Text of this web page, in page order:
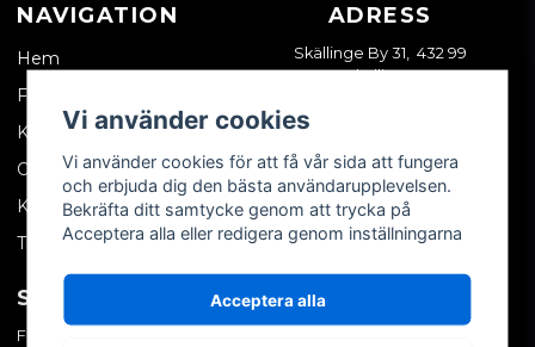
NAVIGATION
Hem
Företagskund
Kontakta oss
Om oss
Köpvillkor
Tips & trix
ADRESS
Skällinge By 31, 432 99
Skällinge
SOCIALA MEDIER
Facebook
MITT KONTO
Vi använder cookies
Vi använder cookies för att få vår sida att fungera
och erbjuda dig den bästa användarupplevelsen.
Bekräfta ditt samtycke genom att trycka på
Acceptera alla eller redigera genom inställningarna
Acceptera alla